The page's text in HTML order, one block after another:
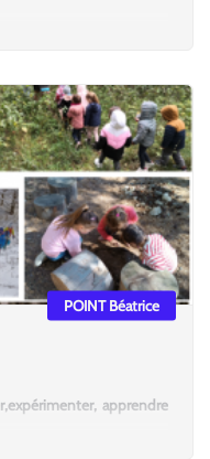
apprendre
POINT Béatrice